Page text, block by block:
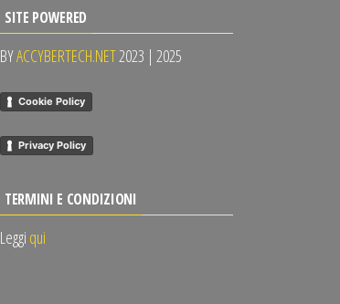
SITE POWERED
BYACCYBERTECH.NET2023 | 2025
Cookie Policy
Privacy Policy
TERMINI E CONDIZIONI
Leggi qui